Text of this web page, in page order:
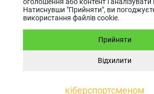
ОАЕ, Дубаї
Як легально вести
Як відкрити
Реєстрація
віртуальних карт
кіберспортсменом
Натиснувши "Прийняти", ви
використання файлів cookie.
Прийняти
Відхилити